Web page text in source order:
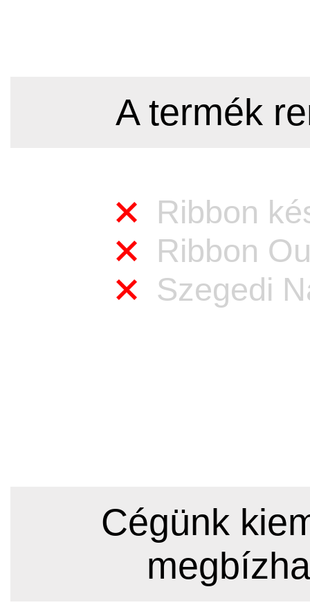
A termék
Ribbon
Ribbon
Szegedi
Cégünk